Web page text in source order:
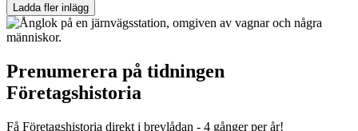
Ladda fler inlägg
Prenumerera på tidningen
Företagshistoria
Få Företagshistoria direkt i brevlådan - 4 gånger per år!